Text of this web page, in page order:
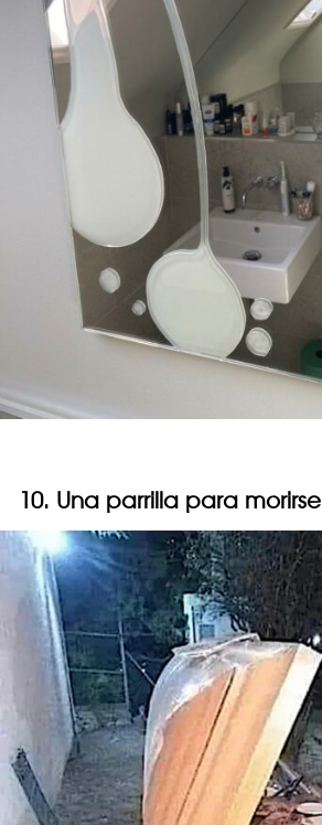
10. Una parrilla para morirse